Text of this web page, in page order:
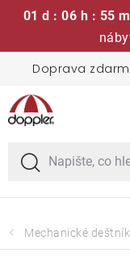
01 d : 06 h : 55
obsah
Doprava
Sedací
Slunečníky
Křesla a židle
Mechanické